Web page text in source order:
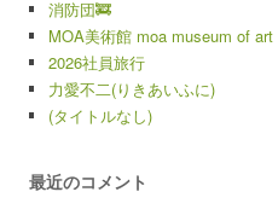
消防団🚒
MOA美術館 moa museum of art
2026社員旅行
力愛不二(りきあいふに)
(タイトルなし)
最近のコメント